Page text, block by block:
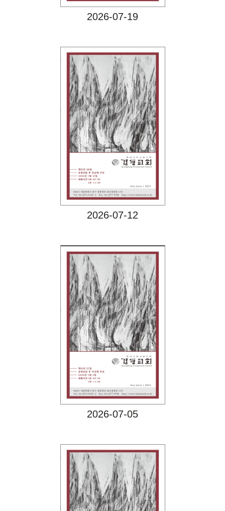
2026-07-19
Views
2026-07-12
Views
2026-07-05